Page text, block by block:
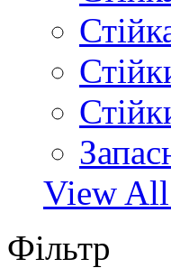
View All
Фільтр